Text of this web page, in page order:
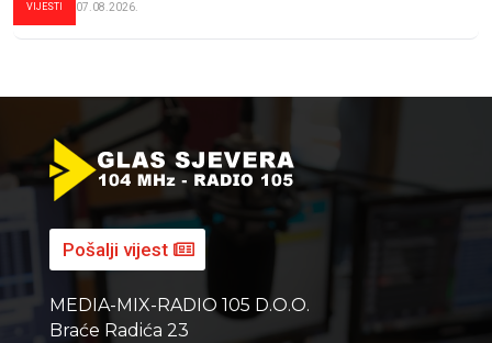
VIJESTI 07.08.2026.
Pošalji vijest
MEDIA-MIX-RADIO 105 D.O.O.
Braće Radića 23